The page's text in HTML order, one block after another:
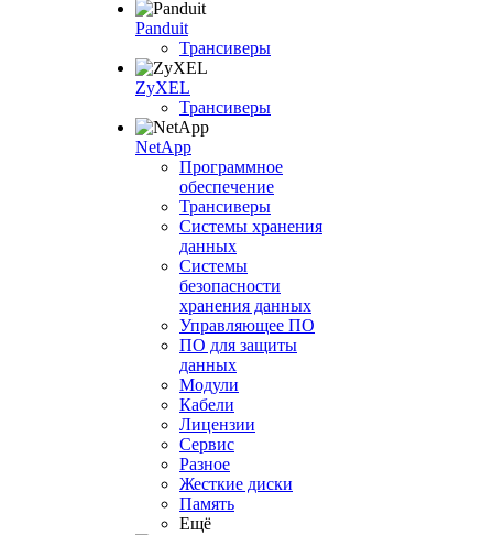
Panduit
Трансиверы
ZyXEL
Трансиверы
NetApp
Программное
обеспечение
Трансиверы
Системы хранения
данных
Системы
безопасности
хранения данных
Управляющее ПО
ПО для защиты
данных
Модули
Кабели
Лицензии
Сервис
Разное
Жесткие диски
Память
Ещё